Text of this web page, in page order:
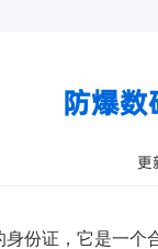
防爆
更
份证，它是一